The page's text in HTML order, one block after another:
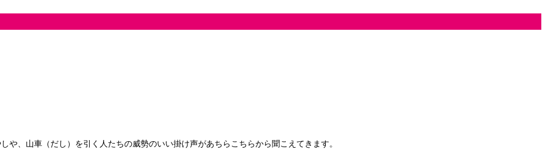
、山車（だし）を引く人たちの威勢のいい掛け声があちらこちらから聞こえてきます。